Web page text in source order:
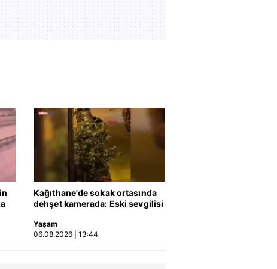
04:40
Trabzon'da!
07.07.2026 | 19:47
Beşiktaş Futbol Direktörü
Önder Özen'den transfer
Ahmet Çakar'dan 'Altı Üstü
İstanbul' yorumu | Video
19.06.2026 | 11:23
Aziz Yıldırım destekçileri
zaferi böyle kutladı!
08.06.2026 | 00:08
02:12
Hakan Safi: Aziz Başkanı
tebrik ediyorum!
08.06.2026 | 00:07
MAÇ ÖZETİ İZLE | Türkiye
2-1 Venezuela
Kağıthane'de sokak ortasında
dehşet kamerada: Eski sevgilisi
vurdu! | Video
Yaşam
06.08.2026 | 13:44